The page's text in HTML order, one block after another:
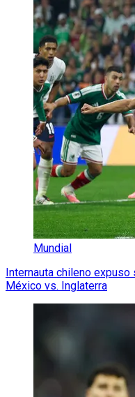
Mundial
Internauta chileno
México vs. Inglaterra